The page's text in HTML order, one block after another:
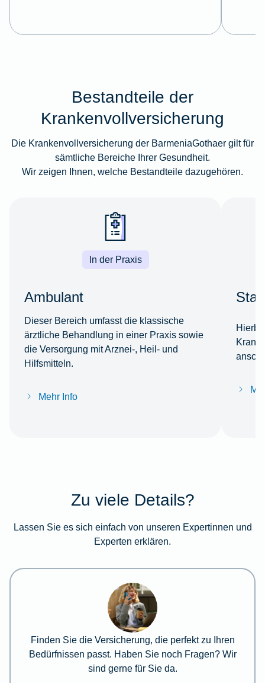
Bestandteile der
Krankenvollversicherung
Die Krankenvollversicherung der BarmeniaGothaer gilt für
sämtliche Bereiche Ihrer Gesundheit.
Wir zeigen Ihnen, welche Bestandteile dazugehören.
In der Praxis
Ambulant
Dieser Bereich umfasst die klassische
ärztliche Behandlung in einer Praxis sowie
die Versorgung mit Arznei-, Heil- und
Hilfsmitteln.
Mehr Info
Zu viele Details?
Lassen Sie es sich einfach von unseren Expertinnen und
Experten erklären.
Finden Sie die Versicherung, die perfekt zu Ihren
Bedürfnissen passt. Haben Sie noch Fragen? Wir
sind gerne für Sie da.